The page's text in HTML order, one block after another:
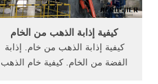
كيفية إذابة الذهب من الخام
كيفية إذابة الذهب من خام. إذابة
الفضة من الخام. كيفية خام الذهب